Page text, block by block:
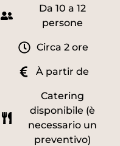
Da 10 a 12
persone
Circa 2 ore
À partir de
Catering
disponibile (è
necessario un
preventivo)